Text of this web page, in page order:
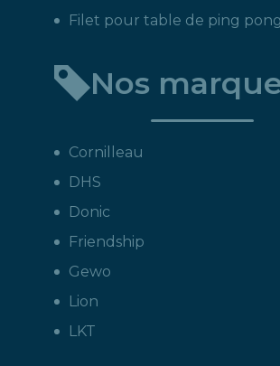
Filet pour table de ping pong
Nos
Cornilleau
DHS
Donic
Friendship
Gewo
Lion
LKT